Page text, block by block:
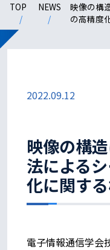
TOP NEWS
映像の構
の高精度
2022.09.12
映像の構
法による
化に関す
電子情報通信学会